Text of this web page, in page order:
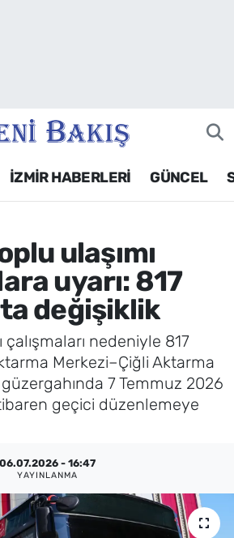
İZMİR HABERLERİ GÜNCEL
ulaşımı
uyarı: 817
değişiklik
nedeniyle 817
Merkezi–Çiğli Aktarma
güzergahında 7 Temmuz 2026
geçici düzenlemeye
06.07.2026 - 16:47
YAYINLANMA
Adliye